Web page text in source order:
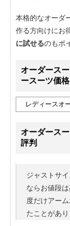
本格的なオーダ
作る方向けにお
に試せるのもポ
オーダース
ースーツ価格
レディースオ
オーダース
評判
ジャストサ
ならお値段
度だけアー
たことがあり